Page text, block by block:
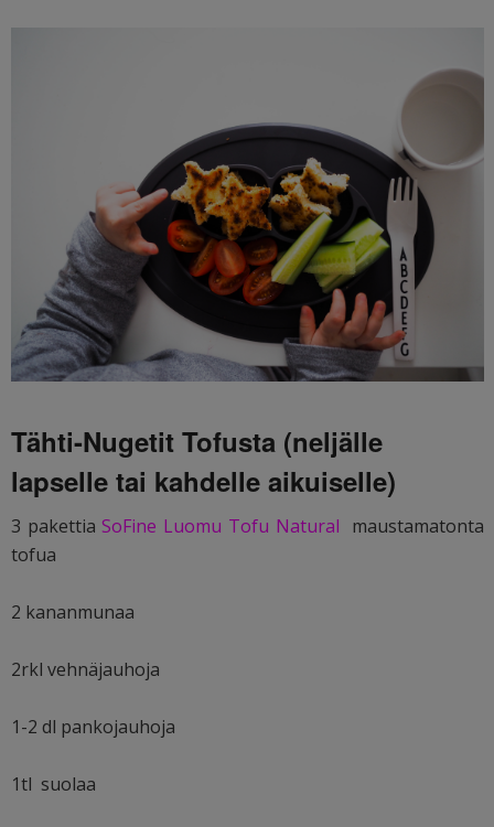
Tähti-Nugetit Tofusta (neljälle
lapselle tai kahdelle aikuiselle)
3 pakettiaSoFine Luomu Tofu Natural maustamatonta
tofua
2 kananmunaa
2rkl vehnäjauhoja
1-2 dl pankojauhoja
1tl suolaa